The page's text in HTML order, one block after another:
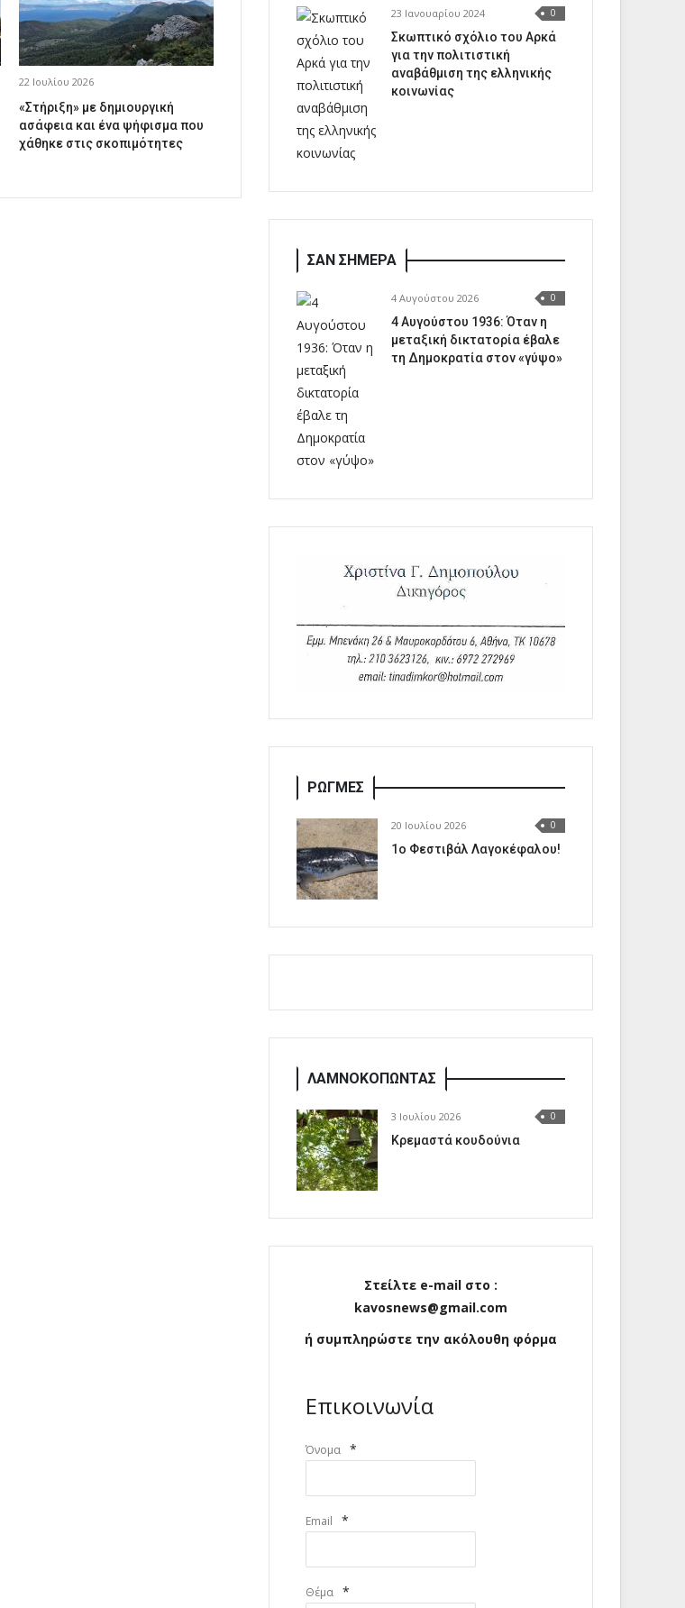
22 Ιουλίου 2026
«Στήριξη» με δημιουργική
ασάφεια και ένα ψήφισμα που
χάθηκε στις σκοπιμότητες
23 Ιανουαρίου 2024 0
Σκωπτικό σχόλιο του Αρκά
για την πολιτιστική
αναβάθμιση της ελληνικής
κοινωνίας
ΣΑΝ ΣΗΜΕΡΑ
4 Αυγούστου 2026 0
4 Αυγούστου 1936: Όταν η
μεταξική δικτατορία έβαλε
τη Δημοκρατία στον «γύψο»
ΡΩΓΜΕΣ
20 Ιουλίου 2026 0
1o Φεστιβάλ Λαγοκέφαλου!
ΛΑΜΝΟΚΟΠΩΝΤΑΣ
3 Ιουλίου 2026 0
Κρεμαστά κουδούνια
Στείλτε e-mail στο :
kavosnews@gmail.com
ή συμπληρώστε την ακόλουθη φόρμα
Επικοινωνία
Όνομα *
Email *
Θέμα *